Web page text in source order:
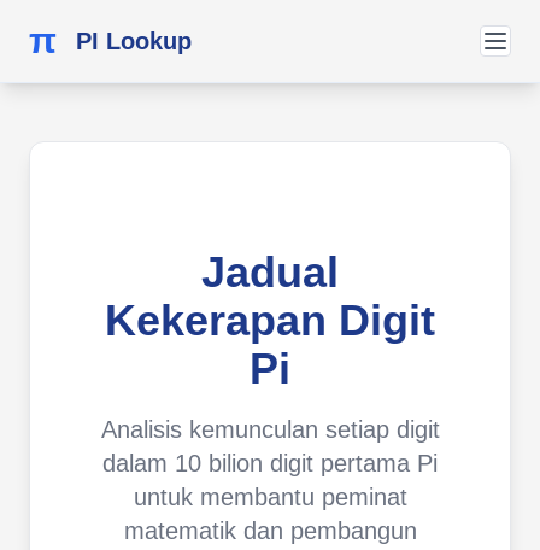
π PI Lookup
Jadual
Kekerapan Digit
Pi
Analisis kemunculan setiap digit
dalam 10 bilion digit pertama Pi
untuk membantu peminat
matematik dan pembangun